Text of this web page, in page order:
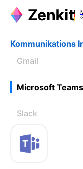
Kommunikations
Gmail
Microsoft Teams
Slack